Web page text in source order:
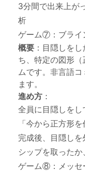
3分間で出来上が
析
ゲーム⑦：ブライ
概要 ：目隠しを
ち、特定の図形
ムです。非言語
ます。
進め方 ：
全員に目隠しを
「今から正方形
完成後、目隠し
シップを取った
ゲーム⑧：メッセ